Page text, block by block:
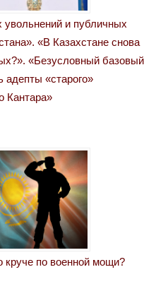
увольнений и публичных
«В Казахстане снова
«Безусловный базовый
адепты «старого»
Кантара»
круче по военной мощи?